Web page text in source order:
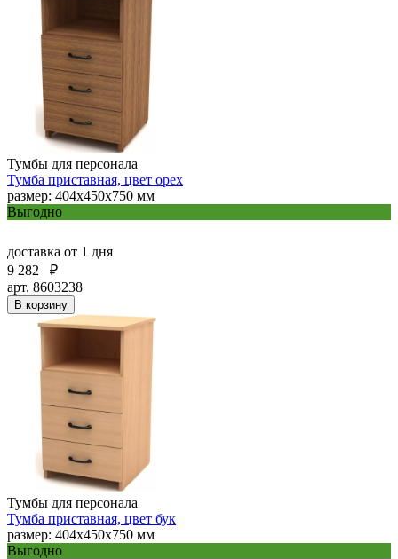
Тумбы для персонала
Тумба приставная, цвет орех
размер: 404х450х750 мм
Выгодно
доставка от 1 дня
9 282
₽
арт. 8603238
В корзину
Тумбы для персонала
Тумба приставная, цвет бук
размер: 404х450х750 мм
Выгодно